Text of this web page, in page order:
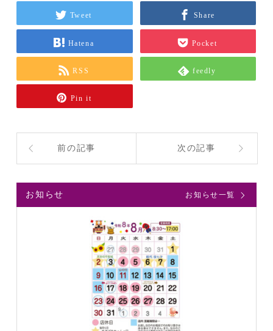
Tweet Share
Hatena Pocket
RSS feedly
Pin it
前の記事 次の記事
お知らせ お知らせ一覧